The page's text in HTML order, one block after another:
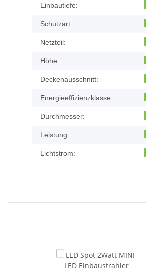
Einbautiefe:
Schutzart:
Netzteil:
Höhe:
Deckenausschnitt:
Energieeffizienzklasse:
Durchmesser:
Leistung:
Lichtstrom: